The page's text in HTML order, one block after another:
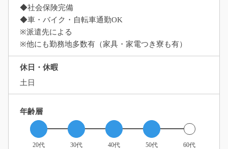
◆社会保険完備
◆車・バイク・自転車通勤OK
※派遣先による
※他にも勤務地多数有（家具・家電つき寮も有）
休日・休暇
土日
年齢層
20代 30代 40代 50代 60代